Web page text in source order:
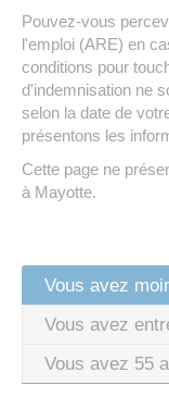
Pouvez-vous
l'emploi (ARE) en
conditions pour
d'indemnisation ne
selon la date de
présentons les
Cette page ne
à Mayotte.
Vous avez
Vous avez
Vous avez 55